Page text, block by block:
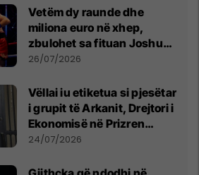
Vetëm dy raunde dhe
miliona euro në xhep,
zbulohet sa fituan Joshua
e Prenga
26/07/2026
Vëllai iu etiketua si pjesëtar
i grupit të Arkanit, Drejtori i
Ekonomisë në Prizren
mohon pretendimet
24/07/2026